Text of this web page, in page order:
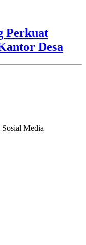
Perkuat
Desa
Media